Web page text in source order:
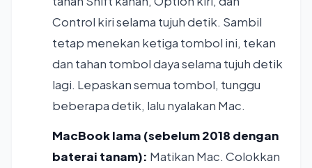
Control kiri selama tujuh detik. Sambil
tetap menekan ketiga tombol ini, tekan
dan tahan tombol daya selama tujuh detik
lagi. Lepaskan semua tombol, tunggu
beberapa detik, lalu nyalakan Mac.
MacBook lama (sebelum 2018 dengan
baterai tanam): Matikan Mac. Colokkan